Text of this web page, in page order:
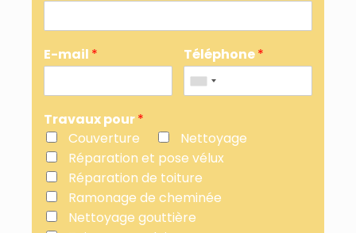
E-mail * Téléphone*
Travaux pour*
Couverture
Nettoyage
Réparation et pose vélux
Réparation de toiture
Ramonage de cheminée
Nettoyage gouttière